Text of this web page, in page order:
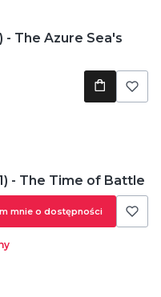
- The Azure Sea's
- The Time of Battle
mnie o dostępności